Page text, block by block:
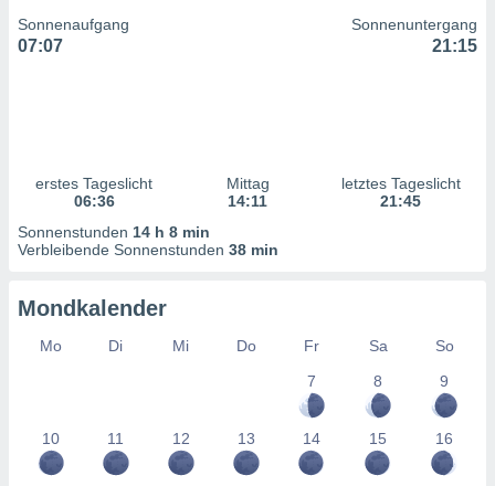
Inhalte,
von
1199
Sonnenaufgang
07:07
Sonnenuntergang
21:15
erstes Tageslicht
06:36
Mittag
14:11
letztes Tageslicht
21:45
Sonnenstunden 14 h 8 min
Verbleibende Sonnenstunden 38 min
Mondkalender
Mo Di Mi Do Fr Sa
So
7
8 9
10 11 12 13 14 15 16